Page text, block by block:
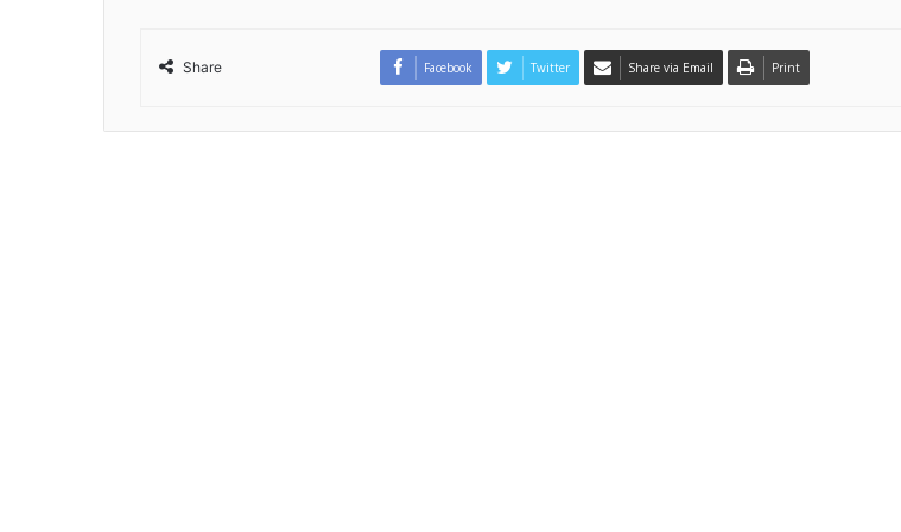
Share Facebook Twitter Share via Email Print